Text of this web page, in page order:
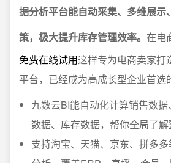
据分析平台能自动采集、多维展示
策，极大提升库存管理效率。 在电
免费在线试用这样专为电商卖家打
平台，已经成为高成长型企业首选
九数云BI能自动化计算销售数
数据、库存数据，帮你全局了解
支持淘宝、天猫、京东、拼多